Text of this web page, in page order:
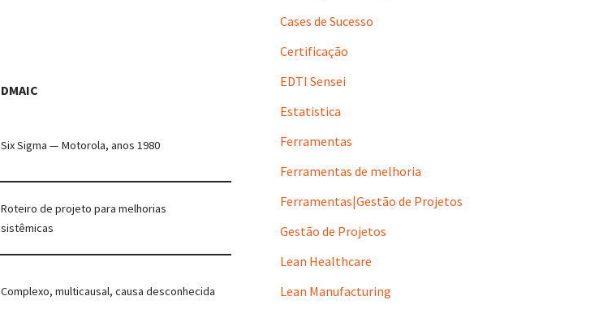
DMAIC
Six Sigma — Motorola, anos 1980
Roteiro de projeto para melhorias
sistêmicas
Complexo, multicausal, causa desconhecida
Cases de Sucesso
Certificação
EDTI Sensei
Estatistica
Ferramentas
Ferramentas de melhoria
Ferramentas|Gestão de Projetos
Gestão de Projetos
Lean Healthcare
Lean Manufacturing